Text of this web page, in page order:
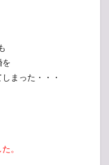
を
まった・・・
。